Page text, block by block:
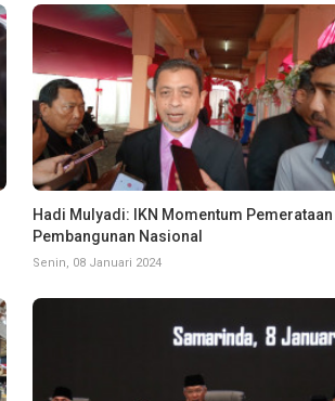
Hadi Mulyadi: IKN Momentum Pemerataan
Pembangunan Nasional
Senin, 08 Januari 2024